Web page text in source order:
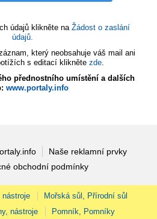
údajů klikněte na Žádost o zaslání
údajů.
který neobsahuje váš mail ani
s editací klikněte zde.
přednostního umístění a dalších
www.portaly.info
Naše reklamní prvky
obchodní podmínky
nástroje
Mořská sůl, Přírodní sůl
nástroje
Pomník, Pomníky